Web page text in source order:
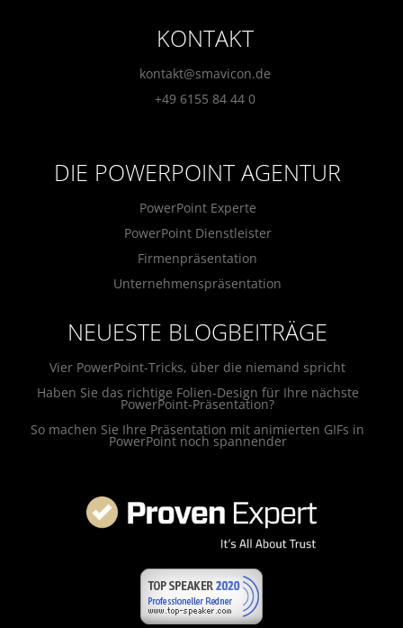
KONTAKT
kontakt@smavicon.de
+49 6155 84 44 0
DIE POWERPOINT AGENTUR
PowerPoint Experte
PowerPoint Dienstleister
Firmenpräsentation
Unternehmenspräsentation
NEUESTE BLOGBEITRÄGE
Vier PowerPoint-Tricks, über die niemand spricht
Haben Sie das richtige Folien-Design für Ihre nächste
PowerPoint-Präsentation?
So machen Sie Ihre Präsentation mit animierten GIFs in
PowerPoint noch spannender